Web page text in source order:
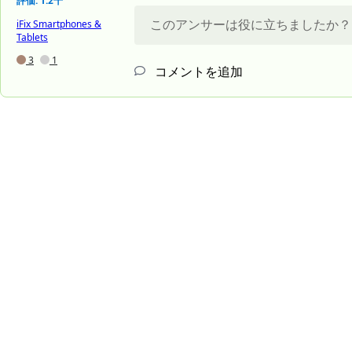
iFix Smartphones &
Tablets
3
1
このアンサーは役に立ちましたか？
コメントを追加